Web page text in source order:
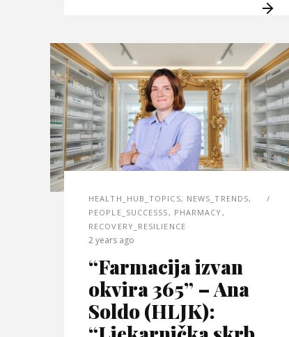
HEALTH_HUB_TOPICS, NEWS_TRENDS,
PEOPLE_SUCCESSS , PHARMACY ,
RECOVERY_RESILIENCE
2 years ago
“Farmacija izvan
okvira 365” – Ana
Soldo (HLJK):